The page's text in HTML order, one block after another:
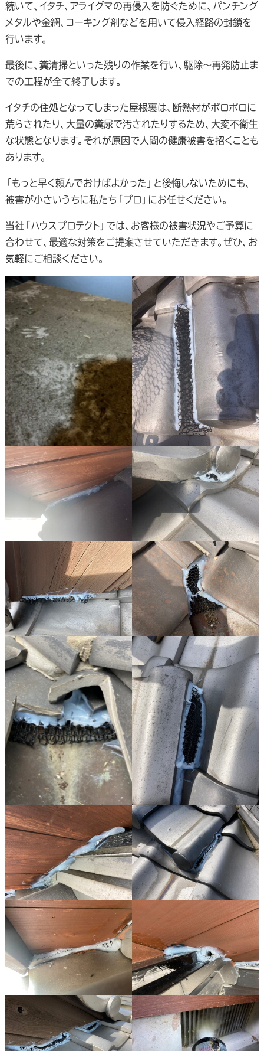
続いて、イタチ、アライグマの再侵入を防ぐために、パンチング
メタルや金網、コーキング剤などを用いて侵入経路の封鎖を
行います。
最後に、糞清掃といった残りの作業を行い、駆除～再発防止ま
での工程が全て終了します。
イタチの住処となってしまった屋根裏は、断熱材がボロボロに
荒らされたり、大量の糞尿で汚されたりするため、大変不衛生
な状態となります。それが原因で人間の健康被害を招くことも
あります。
「もっと早く頼んでおけばよかった」と後悔しないためにも、
被害が小さいうちに私たち「プロ」にお任せください。
当社「ハウスプロテクト」では、お客様の被害状況やご予算に
合わせて、最適な対策をご提案させていただきます。ぜひ、お
気軽にご相談ください。